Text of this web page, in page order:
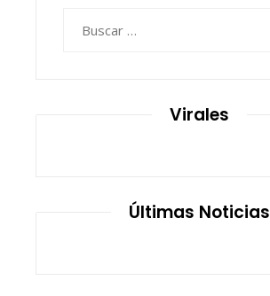
Virales
Últimas Noticias